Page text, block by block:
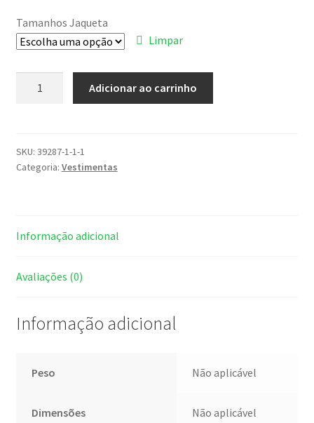
Tamanhos Jaqueta
Limpar
Adicionar ao carrinho
SKU: 39287-1-1-1
Categoria: Vestimentas
Informação adicional
Avaliações (0)
Informação adicional
Peso Não aplicável
Dimensões Não aplicável